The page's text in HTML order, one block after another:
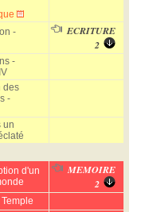
-
ECRITURE
2
-
des
-
un
d'un
MEMOIRE
2